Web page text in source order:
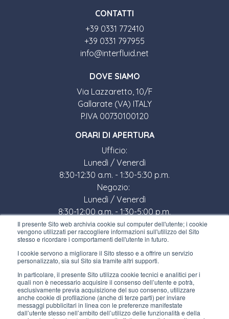
Il presente Sito web archivia cookie sul computer dell'utente; i cookie
vengono utilizzati per raccogliere informazioni sull'utilizzo del Sito
stesso e ricordare i comportamenti dell'utente in futuro.
I cookie servono a migliorare il Sito stesso e a offrire un servizio
personalizzato, sia sul Sito sia tramite altri supporti.
In particolare, il presente Sito utilizza cookie tecnici e analitici per i
quali non è necessario acquisire il consenso dell’utente e potrà,
esclusivamente previa acquisizione del suo consenso, utilizzare
anche cookie di profilazione (anche di terze parti) per inviare
messaggi pubblicitari in linea con le preferenze manifestate
dall’utente stesso nell’ambito dell’utilizzo delle funzionalità e della
CONTATTI
+39 0331 772410
+39 0331 797955
info@interfluid.net
DOVE SIAMO
Via Lazzaretto, 10/F
Gallarate (VA) ITALY
P.IVA 00730100120
ORARI DI APERTURA
Ufficio:
Lunedì / Venerdì
8:30-12:30 a.m. - 1:30-5:30 p.m.
Negozio:
Lunedì / Venerdì
8:30-12:00 a.m. - 1:30-5:00 p.m.
LINK UTILI
Iscriviti alla newsletter
Lavora con noi
Gli imballi di Interfluid
Progetto di trasformazione digitale